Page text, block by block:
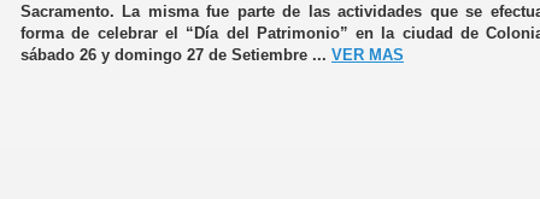
Sacramento. La misma fue parte de las actividades que se
forma de celebrar el “Día del Patrimonio” en la ciudad de
sábado 26 y domingo 27 de Setiembre ... VER MAS